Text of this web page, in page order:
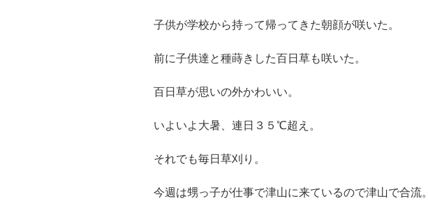
子供が学校から持って帰ってきた朝顔が咲いた。
前に子供達と種蒔きした百日草も咲いた。
百日草が思いの外かわいい。
いよいよ大暑、連日３５℃超え。
それでも毎日草刈り。
今週は甥っ子が仕事で津山に来ているので津山で合流。